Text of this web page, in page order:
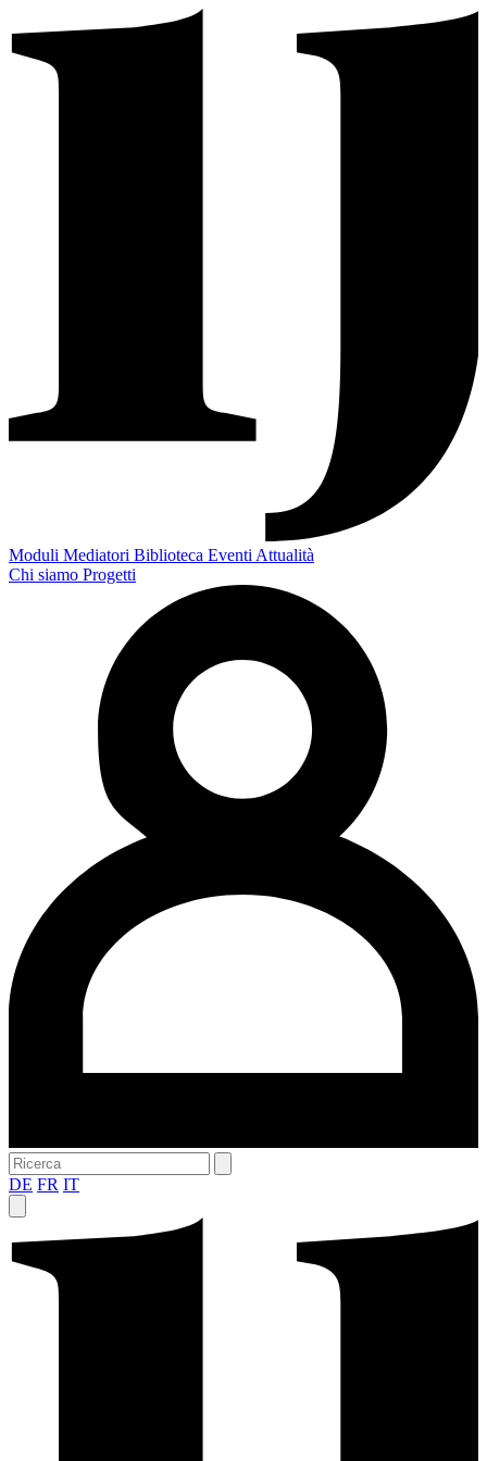
Moduli Mediatori Biblioteca Eventi Attualità
Chi siamo Progetti
DE FR IT